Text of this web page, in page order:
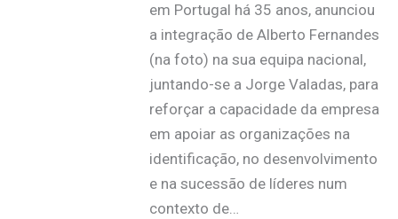
em Portugal há 35 anos, anunciou
a integração de Alberto Fernandes
(na foto) na sua equipa nacional,
juntando-se a Jorge Valadas, para
reforçar a capacidade da empresa
em apoiar as organizações na
identificação, no desenvolvimento
e na sucessão de líderes num
contexto de…